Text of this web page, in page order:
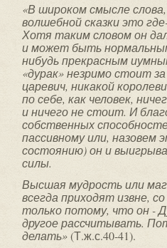
«В широком смысле
волшебной сказки это
Хотя таким словом он
и может быть
нибудь прекрасным
«дурак» незримо стоит
царевич, никакой
по себе, как человек,
и ничего не стоит. И
собственных
пассивному или, назовем
состоянию) он и
силы.
Высшая мудрость или
всегда приходят извне,
только потому, что он -
другое рассчитывать.
делать»(Т.ж.с.40-41).